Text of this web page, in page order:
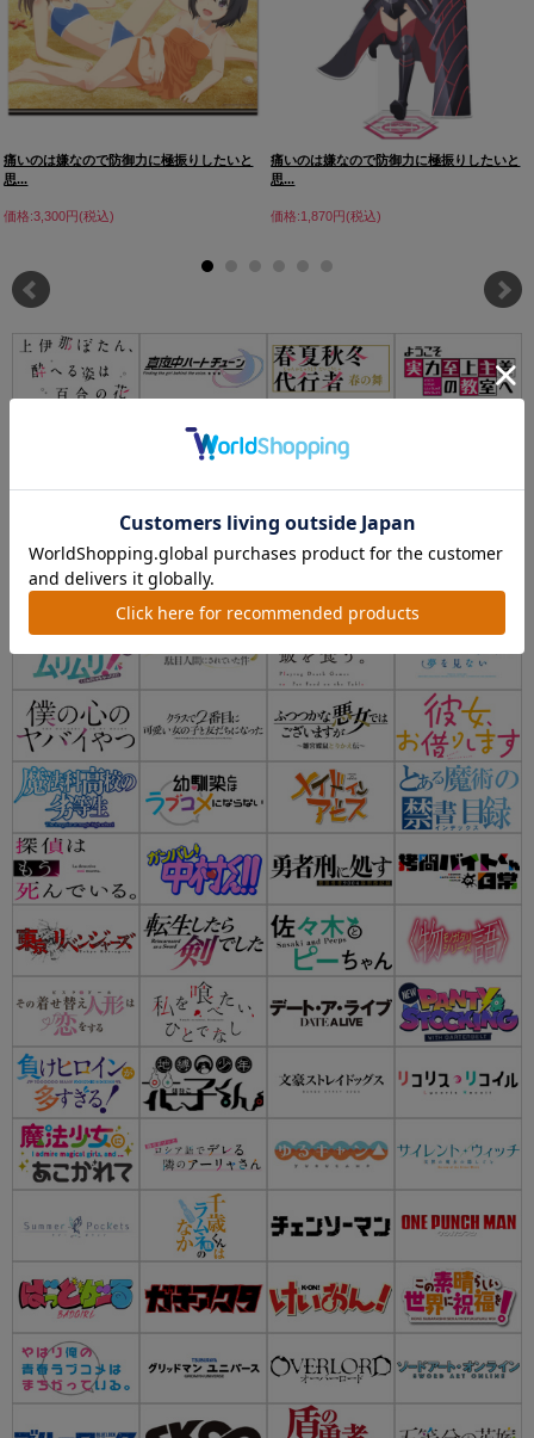
痛いのは嫌なので防御力に極振りしたいと
思...
価格:3,300円(税込)
痛いのは嫌なので防御力に極振りしたいと
思...
価格:1,870円(税込)